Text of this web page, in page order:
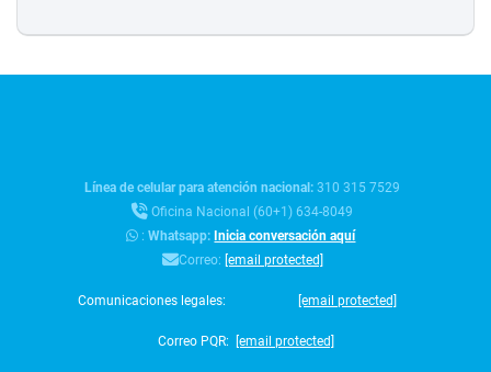
Línea de celular para atención nacional:310 315 7529
Oficina Nacional (60+1) 634-8049
:Whatsapp: Inicia conversación aquí
Correo: [email protected]
Comunicaciones legales: [email protected]
Correo PQR: [email protected]